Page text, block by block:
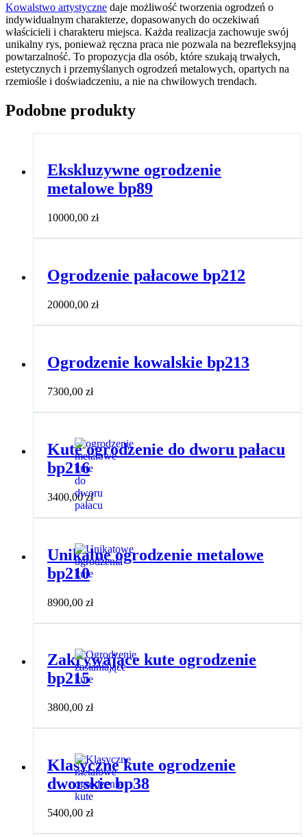
Kowalstwo artystyczne daje możliwość tworzenia ogrodzeń o
indywidualnym charakterze, dopasowanych do oczekiwań
właścicieli i charakteru miejsca. Każda realizacja zachowuje swój
unikalny rys, ponieważ ręczna praca nie pozwala na bezrefleksyjną
powtarzalność. To propozycja dla osób, które szukają trwałych,
estetycznych i przemyślanych ogrodzeń metalowych, opartych na
rzemiośle i doświadczeniu, a nie na chwilowych trendach.
Podobne produkty
Ekskluzywne ogrodzenie
metalowe bp89
10000,00 zł
Ogrodzenie pałacowe bp212
20000,00 zł
Ogrodzenie kowalskie bp213
7300,00 zł
Kute ogrodzenie do dworu pałacu
bp216
3400,00zł
Unikalne ogrodzenie metalowe
bp210
8900,00 zł
Zakrywające kute ogrodzenie
bp215
3800,00 zł
Klasyczne kute ogrodzenie
dworskie bp38
5400,00 zł